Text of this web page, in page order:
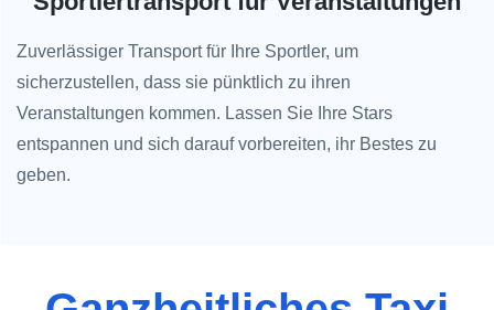
Zuverlässiger Transport für Ihre Sportler, um
sicherzustellen, dass sie pünktlich zu ihren
Veranstaltungen kommen. Lassen Sie Ihre Stars
entspannen und sich darauf vorbereiten, ihr Bestes zu
geben.